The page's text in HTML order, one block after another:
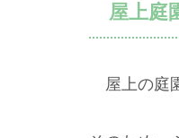
屋上庭
屋上の庭